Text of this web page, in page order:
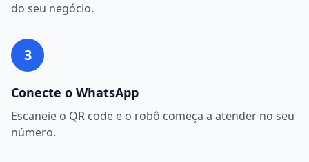
do seu negócio.
3
Conecte o WhatsApp
Escaneie o QR code e o robô começa a atender no seu
número.